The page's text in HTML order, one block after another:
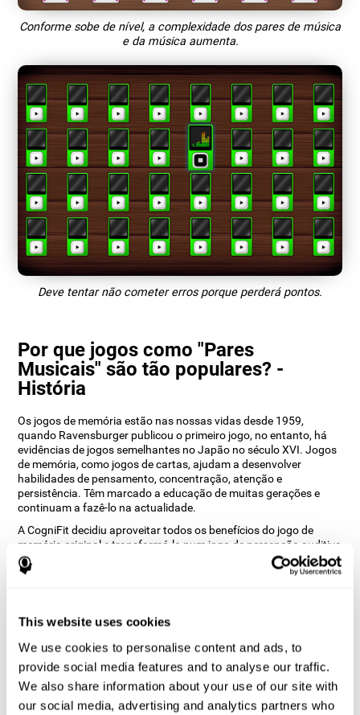
This website uses cookies
We use cookies to personalise content and ads, to
provide social media features and to analyse our traffic.
We also share information about your use of our site with
our social media, advertising and analytics partners who
Conforme sobe de nível, a complexidade dos pares de música
e da música aumenta.
Deve tentar não cometer erros porque perderá pontos.
Por que jogos como "Pares
Musicais" são tão populares? -
História
Os jogos de memória estão nas nossas vidas desde 1959,
quando Ravensburger publicou o primeiro jogo, no entanto, há
evidências de jogos semelhantes no Japão no século XVI. Jogos
de memória, como jogos de cartas, ajudam a desenvolver
habilidades de pensamento, concentração, atenção e
persistência. Têm marcado a educação de muitas gerações e
continuam a fazê-lo na actualidade.
A CogniFit decidiu aproveitar todos os benefícios do jogo de
memória original e transformá-lo num jogo de percepção auditiva
como o Pares Musicais. De acordo com os nossos
neuropsicólogos, isto representa não só uma reviravolta
Como o jogo de cerebral “Pares
Musicais” melhora as minhas
habilidades cognitivas?
Ao jogar repetidamente e treinar constantemente jogos como o